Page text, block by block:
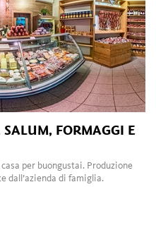
FORMAGGI E
per buongustai. Produzione
dall’azienda di famiglia.